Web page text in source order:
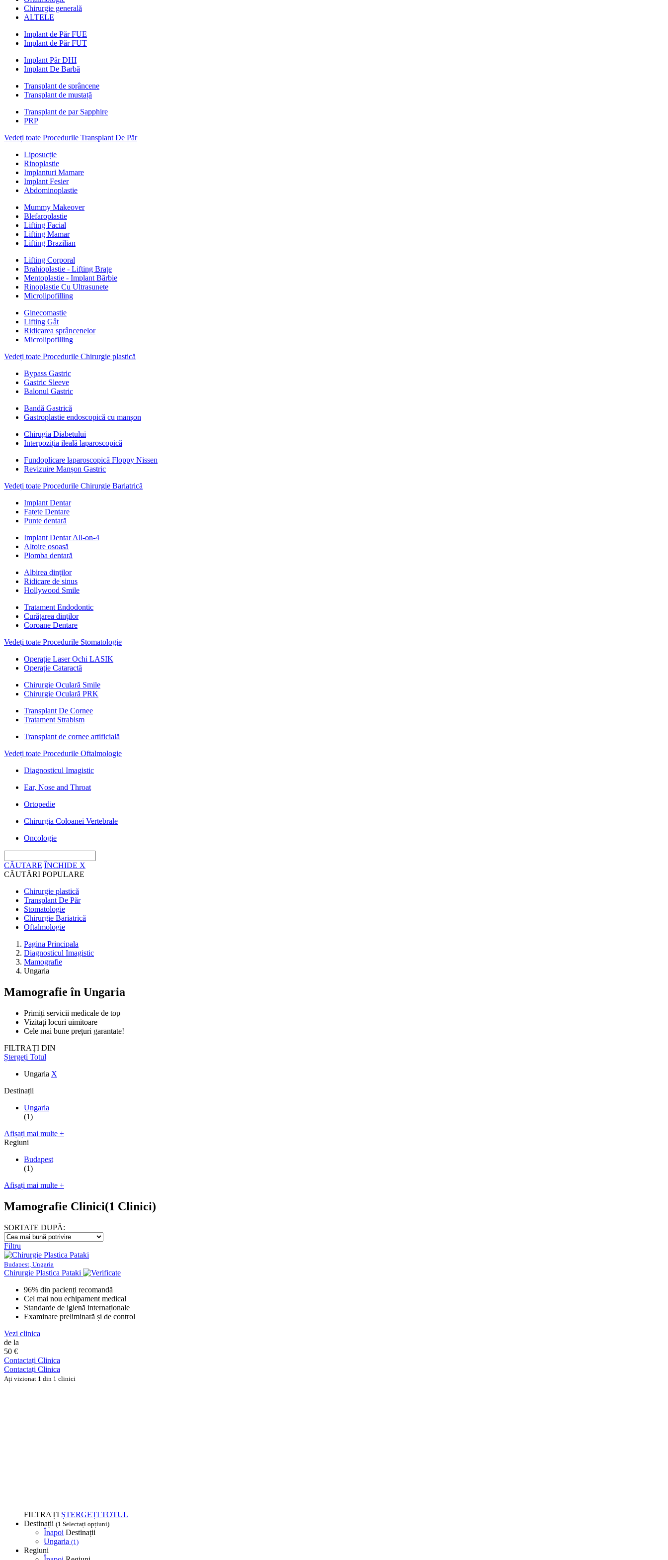
Chirurgie generală
ALTELE
Implant de Păr FUE
Implant de Păr FUT
Implant Păr DHI
Implant De Barbă
Transplant de sprâncene
Transplant de mustață
Transplant de par Sapphire
PRP
Vedeți toate Procedurile Transplant De Păr
Liposucție
Rinoplastie
Implanturi Mamare
Implant Fesier
Abdominoplastie
Mummy Makeover
Blefaroplastie
Lifting Facial
Lifting Mamar
Lifting Brazilian
Lifting Corporal
Brahioplastie - Lifting Brațe
Mentoplastie - Implant Bărbie
Rinoplastie Cu Ultrasunete
Microlipofilling
Ginecomastie
Lifting Gât
Ridicarea sprâncenelor
Microlipofilling
Vedeți toate Procedurile Chirurgie plastică
Bypass Gastric
Gastric Sleeve
Balonul Gastric
Bandă Gastrică
Gastroplastie endoscopică cu manșon
Chirugia Diabetului
Interpoziția ileală laparoscopică
Fundoplicare laparoscopică Floppy Nissen
Revizuire Manșon Gastric
Vedeți toate Procedurile Chirurgie Bariatrică
Implant Dentar
Fațete Dentare
Punte dentară
Implant Dentar All-on-4
Altoire osoasă
Plomba dentară
Albirea dinților
Ridicare de sinus
Hollywood Smile
Tratament Endodontic
Curățarea dinților
Coroane Dentare
Vedeți toate Procedurile Stomatologie
Operație Laser Ochi LASIK
Operație Cataractă
Chirurgie Oculară Smile
Chirurgie Oculară PRK
Transplant De Cornee
Tratament Strabism
Transplant de cornee artificială
Vedeți toate Procedurile Oftalmologie
Diagnosticul Imagistic
Ear, Nose and Throat
Ortopedie
Chirurgia Coloanei Vertebrale
Oncologie
CĂUTARE ÎNCHIDE X
CĂUTĂRI POPULARE
Chirurgie plastică
Transplant De Păr
Stomatologie
Chirurgie Bariatrică
Oftalmologie
Pagina Principala
Diagnosticul Imagistic
Mamografie
Ungaria
Mamografieîn Ungaria
Primiți servicii medicale de top
Vizitați locuri uimitoare
Cele mai bune prețuri garantate!
FILTRAȚI DIN
Ștergeți Totul
Ungaria X
Destinații
Ungaria
(1)
Afișați mai multe +
Regiuni
Budapest
(1)
Afișați mai multe +
Mamografie Clinici(1 Clinici)
SORTATE DUPĂ:
Filtru
Budapest, Ungaria
Chirurgie Plastica Pataki
96% din pacienți recomandă
Cel mai nou echipament medical
Standarde de igienă internaționale
Examinare preliminară și de control
Vezi clinica
de la
50 €
Contactați Clinica
Contactați Clinica
Ați vizionat 1 din 1 clinici
FILTRAȚI ȘTERGEȚI TOTUL
Destinații (1 Selectați opțiuni)
Înapoi Destinații
Ungaria (1)
Regiuni